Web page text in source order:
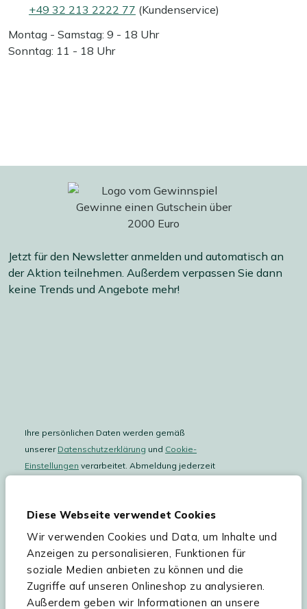
Diese Webseite verwendet Cookies
Wir verwenden Cookies und Data, um Inhalte und
Anzeigen zu personalisieren, Funktionen für
soziale Medien anbieten zu können und die
Zugriffe auf unseren Onlineshop zu analysieren.
Außerdem geben wir Informationen an unsere
+49 32 213 2222 77 (Kundenservice)
Montag - Samstag: 9 - 18 Uhr
Sonntag: 11 - 18 Uhr
Jetzt für den Newsletter anmelden und automatisch an
der Aktion teilnehmen. Außerdem verpassen Sie dann
keine Trends und Angebote mehr!
Ihre persönlichen Daten werden gemäß
unserer Datenschutzerklärung und Cookie-
Einstellungen verarbeitet. Abmeldung jederzeit
Hilfe & Service
Sortiment
Kees Smit Gartenmöbel